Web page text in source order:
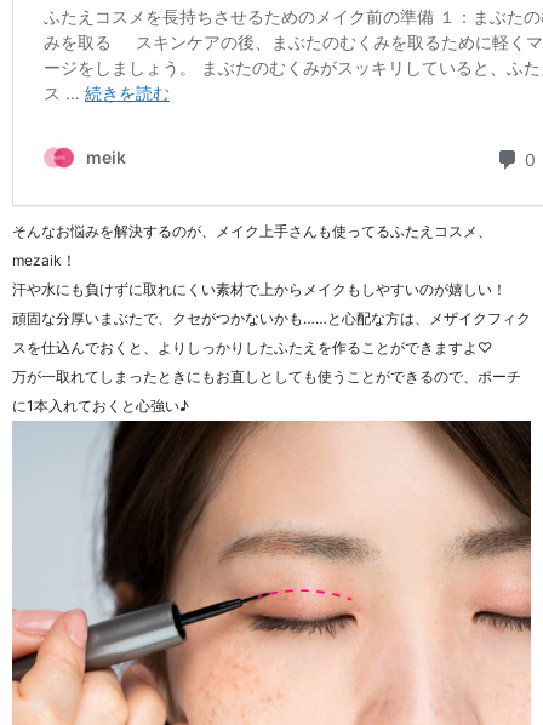
そんなお悩みを解決するのが、メイク上手さんも使ってるふたえコスメ、
mezaik！
汗や水にも負けずに取れにくい素材で上からメイクもしやすいのが嬉しい！
頑固な分厚いまぶたで、クセがつかないかも……と心配な方は、メザイクフィク
スを仕込んでおくと、よりしっかりしたふたえを作ることができますよ♡
万が一取れてしまったときにもお直しとしても使うことができるので、ポーチ
に1本入れておくと心強い♪